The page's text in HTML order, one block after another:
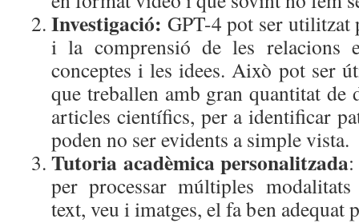
Investigació: GPT-4 pot ser utilitzat
i la comprensió de les relacions
conceptes i les idees. Això pot ser
que treballen amb gran quantitat de
articles científics, per a identificar
poden no ser evidents a simple vista.
Tutoria acadèmica personalitzada
per processar múltiples
text, veu i imatges, el fa ben adequat